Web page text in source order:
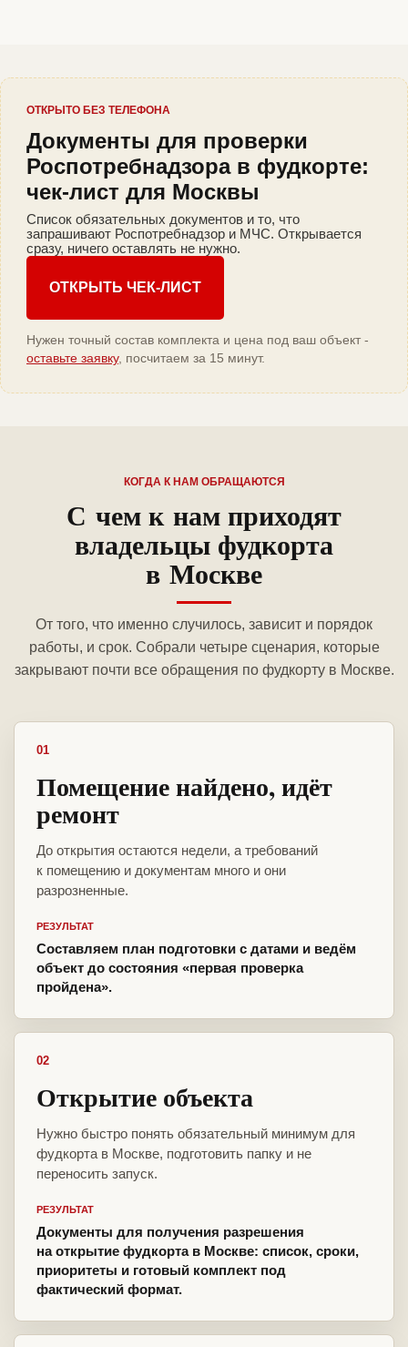
ОТКРЫТО БЕЗ ТЕЛЕФОНА
Документы для проверки
Роспотребнадзора в фудкорте:
чек-лист для Москвы
Список обязательных документов и то, что
запрашивают Роспотребнадзор и МЧС. Открывается
сразу, ничего оставлять не нужно.
ОТКРЫТЬ ЧЕК-ЛИСТ
Нужен точный состав комплекта и цена под ваш объект -
оставьте заявку, посчитаем за 15 минут.
КОГДА К НАМ ОБРАЩАЮТСЯ
С чем к нам приходят
владельцы фудкорта
в Москве
От того, что именно случилось, зависит и порядок
работы, и срок. Собрали четыре сценария, которые
закрывают почти все обращения по фудкорту в Москве.
01
Помещение найдено, идёт
ремонт
До открытия остаются недели, а требований
к помещению и документам много и они
разрозненные.
РЕЗУЛЬТАТ
Составляем план подготовки с датами и ведём
объект до состояния «первая проверка
пройдена».
02
Открытие объекта
Нужно быстро понять обязательный минимум для
фудкорта в Москве, подготовить папку и не
переносить запуск.
РЕЗУЛЬТАТ
Документы для получения разрешения
на открытие фудкорта в Москве: список, сроки,
приоритеты и готовый комплект под
фактический формат.